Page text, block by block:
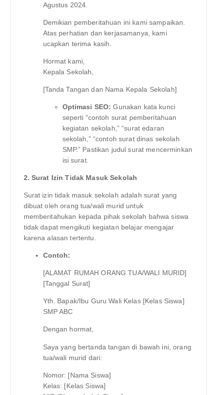
Agustus 2024.
Demikian pemberitahuan ini kami sampaikan.
Atas perhatian dan kerjasamanya, kami
ucapkan terima kasih.
Hormat kami,
Kepala Sekolah,
[Tanda Tangan dan Nama Kepala Sekolah]
Optimasi SEO: Gunakan kata kunci
seperti “contoh surat pemberitahuan
kegiatan sekolah,” “surat edaran
sekolah,” “contoh surat dinas sekolah
SMP.” Pastikan judul surat mencerminkan
isi surat.
2. Surat Izin Tidak Masuk Sekolah
Surat izin tidak masuk sekolah adalah surat yang
dibuat oleh orang tua/wali murid untuk
memberitahukan kepada pihak sekolah bahwa siswa
tidak dapat mengikuti kegiatan belajar mengajar
karena alasan tertentu.
Contoh:
[ALAMAT RUMAH ORANG TUA/WALI MURID]
[Tanggal Surat]
Yth. Bapak/Ibu Guru Wali Kelas [Kelas Siswa]
SMP ABC
Dengan hormat,
Saya yang bertanda tangan di bawah ini, orang
tua/wali murid dari:
Nomor: [Nama Siswa]
Kelas: [Kelas Siswa]